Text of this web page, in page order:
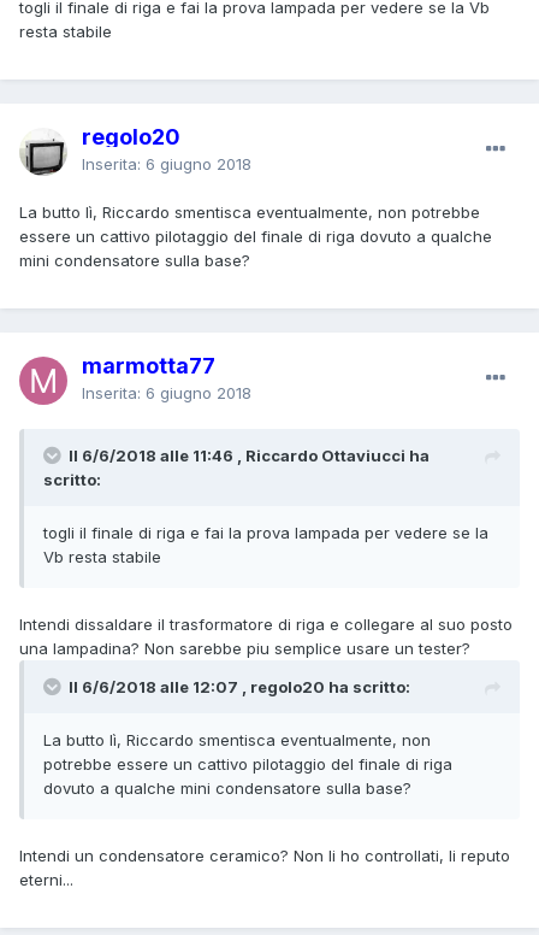
togli il finale di riga e fai la prova lampada per vedere se la Vb
resta stabile
regolo20
Inserita: 6 giugno 2018
La butto lì, Riccardo smentisca eventualmente, non potrebbe
essere un cattivo pilotaggio del finale di riga dovuto a qualche
mini condensatore sulla base?
marmotta77
Inserita: 6 giugno 2018
Il 6/6/2018 alle 11:46 , Riccardo Ottaviucci ha
scritto:
togli il finale di riga e fai la prova lampada per vedere se la
Vb resta stabile
Intendi dissaldare il trasformatore di riga e collegare al suo posto
una lampadina? Non sarebbe piu semplice usare un tester?
Il 6/6/2018 alle 12:07 , regolo20 ha scritto:
La butto lì, Riccardo smentisca eventualmente, non
potrebbe essere un cattivo pilotaggio del finale di riga
dovuto a qualche mini condensatore sulla base?
Intendi un condensatore ceramico? Non li ho controllati, li reputo
eterni...